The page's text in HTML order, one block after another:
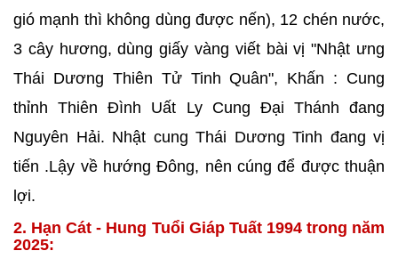
gió mạnh thì không dùng được nến), 12 chén nước,
3 cây hương, dùng giấy vàng viết bài vị "Nhật ưng
Thái Dương Thiên Tử Tinh Quân", Khấn : Cung
thỉnh Thiên Đình Uất Ly Cung Đại Thánh đang
Nguyên Hải. Nhật cung Thái Dương Tinh đang vị
tiến .Lậy về hướng Đông, nên cúng để được thuận
lợi.
2. Hạn Cát - Hung Tuổi Giáp Tuất 1994 trong năm
2025: